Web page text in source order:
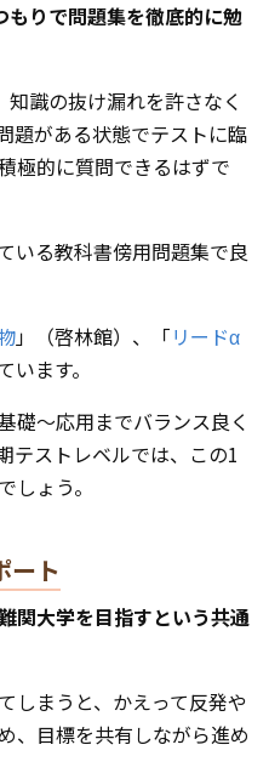
もりで問題集を徹底的に勉
識の抜け漏れを許さなく
題がある状態でテストに臨
極的に質問できるはずで
いる教科書傍用問題集で良
」（啓林館）、「リードα
ます。
礎〜応用までバランス良く
テストレベルでは、この1
しょう。
ート
関大学を目指すという共通
しまうと、かえって反発や
、目標を共有しながら進め